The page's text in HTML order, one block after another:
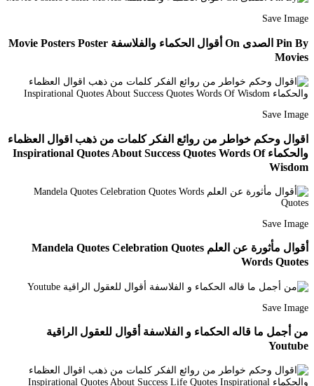
Save Image
Pin By الصدى On أقوال الحكماء والفلاسفة Movie Posters Poster
Movies
Save Image
اقوال وحكم خواطر من روائع الفكر كلمات من ذهب اقوال العظماء
والحكماء Inspirational Quotes About Success Quotes Words Of
Wisdom
Save Image
أقوال مأثورة عن العلم Mandela Quotes Celebration Quotes
Words Quotes
Save Image
من أجمل ما قاله الحكماء و الفلاسفة أقوال للعقول الراقية
Youtube